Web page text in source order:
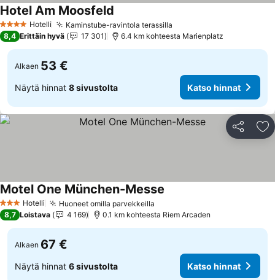
4 Tähtiluokitus
Hotelli Kaminstube-ravintola terassilla
Hotel Am Moosfeld
8,4 Erittäin hyvä 17 301 6.4 km kohteesta Marienplatz
Alkaen 53 €
Näytä hinnat 8 sivustolta Katso hinnat
Jaa
3 Tähtiluokitus
Hotelli Huoneet omilla parvekkeilla
Motel One München-Messe
8,7 Loistava 4 169 0.1 km kohteesta Riem Arcaden
Alkaen 67 €
Näytä hinnat 6 sivustolta Katso hinnat